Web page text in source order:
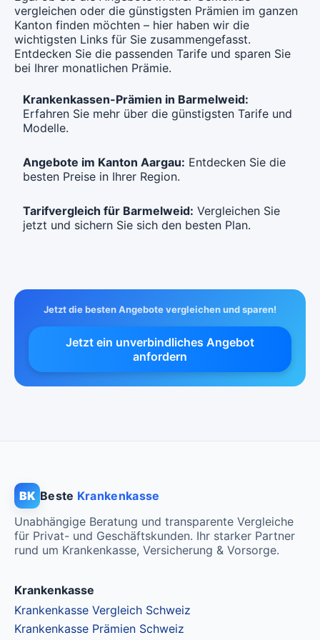
Mit Unfalldeckung: CHF 93.25
Mit Unfalldeckung: CHF 93.45
Standard Modell:
Grundversicherung
CHF 91.85
Mit Unfalldeckung:
Mit Unfalldeckung: CHF 99.25
Hausarzt Modell:
PreventoMed
Mit Unfalldeckung: CHF 99.25
Standard Modell:
Grundversicherung
Ohne Unfalldeckung:
Mit Unfalldeckung: CHF 104.95
Mit Unfalldeckung: CHF 105.05
Hausarzt Modell:
Hausspital
Ohne Unfalldeckung:
Mit Unfalldeckung: CHF 105.05
Hausarzt Modell:
PreventoMed
Ohne Unfalldeckung:
Mit Unfalldeckung: CHF 105.05
CHF 102.65
Mit Unfalldeckung: CHF 110.75
vergleichen oder die günstigsten Prämien im ganzen
Kanton finden möchten – hier haben wir die
wichtigsten Links für Sie zusammengefasst.
Entdecken Sie die passenden Tarife und sparen Sie
bei Ihrer monatlichen Prämie.
Krankenkassen-Prämien in Barmelweid:
Erfahren Sie mehr über die günstigsten Tarife und
Modelle.
Angebote im Kanton Aargau: Entdecken Sie die
besten Preise in Ihrer Region.
Tarifvergleich für Barmelweid: Vergleichen Sie
jetzt und sichern Sie sich den besten Plan.
Jetzt die besten Angebote vergleichen und sparen!
Jetzt ein unverbindliches Angebot
anfordern
BK Beste Krankenkasse
Unabhängige Beratung und transparente Vergleiche
für Privat- und Geschäftskunden. Ihr starker Partner
rund um Krankenkasse, Versicherung & Vorsorge.
Krankenkasse
Krankenkasse Vergleich Schweiz
Krankenkasse Prämien Schweiz